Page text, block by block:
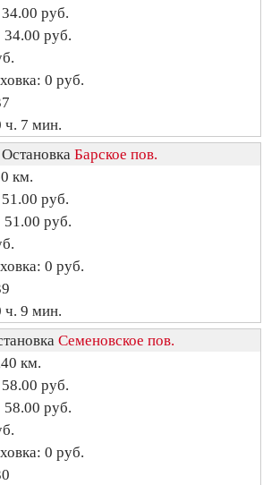
руб.
34.00 руб.
0 руб.
ч. 7 мин.
Остановка Барское пов.
км.
руб.
51.00 руб.
0 руб.
ч. 9 мин.
Семеновское пов.
км.
руб.
58.00 руб.
0 руб.